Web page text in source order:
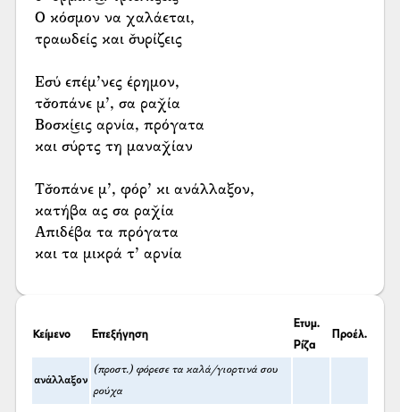
Ο κόσμον να χαλάεται,
τραωδείς και σ̌υρίζεις
Εσύ επέμ’νες έρημον,
τσ̌οπάνε μ’, σα ραχ̌ία
Βοσκί͜εις αρνία, πρόγατα
και σύρτς τη μαναχ̌ίαν
Τσ̌οπάνε μ’, φόρ’ κι ανάλλαξον,
κατήβα ας σα ραχ̌ία
Απιδέβα τα πρόγατα
και τα μικρά τ’ αρνία
Κείμενο Επεξήγηση
Ετυμ.
Ρίζα
Προέλ.
ανάλλαξον
(προστ.) φόρεσε τα καλά/γιορτινά σου
ρούχα